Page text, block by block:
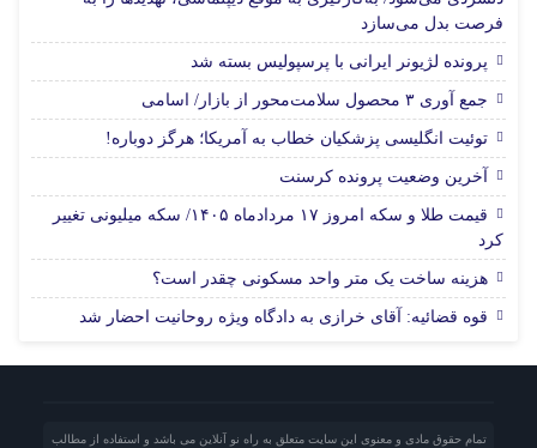
فرصت بدل می‌سازد
پرونده لژیونر ایرانی با پرسپولیس بسته شد
جمع آوری ۳ محصول سلامت‌محور از بازار/ اسامی
توئیت انگلیسی پزشکیان خطاب به آمریکا؛ هرگز دوباره!
آخرین وضعیت پرونده کرسنت
قیمت طلا و سکه امروز ۱۷ مردادماه ۱۴۰۵/ سکه میلیونی تغییر
کرد
هزینه ساخت یک متر واحد مسکونی چقدر است؟
قوه قضائیه: آقای خرازی به دادگاه ویژه روحانیت احضار شد
تمام حقوق مادی و معنوی این سایت متعلق به راه نو آنلاین می باشد و استفاده از مطالب